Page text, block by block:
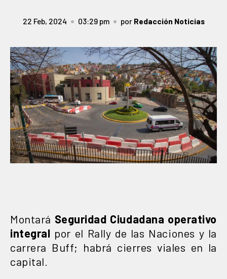
22 Feb, 2024 03:29 pm por Redacción Noticias
Montará Seguridad Ciudadana operativo
integral por el Rally de las Naciones y la
carrera Buff; habrá cierres viales en la
capital.